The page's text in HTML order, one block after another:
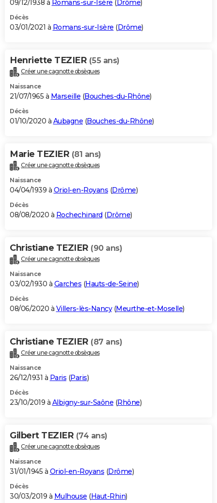
09/12/1938 à Romans-sur-Isère ( Drôme)
Décès
03/01/2021 à Romans-sur-Isère (Drôme)
Henriette TEZIER (55 ans)
Créer une cagnotte obsèques
Naissance
21/07/1965 à Marseille (Bouches-du-Rhône)
Décès
01/10/2020 à Aubagne (Bouches-du-Rhône)
Marie TEZIER (81 ans)
Créer une cagnotte obsèques
Naissance
04/04/1939 à Oriol-en-Royans (Drôme)
Décès
08/08/2020 à Rochechinard (Drôme)
Christiane TEZIER (90 ans)
Créer une cagnotte obsèques
Naissance
03/02/1930 à Garches (Hauts-de-Seine)
Décès
08/06/2020 à Villers-lès-Nancy(Meurthe-et-Moselle)
Christiane TEZIER (87 ans)
Créer une cagnotte obsèques
Naissance
26/12/1931 à Paris (Paris)
Décès
23/10/2019 à Albigny-sur-Saône (Rhône)
Gilbert TEZIER (74 ans)
Créer une cagnotte obsèques
Naissance
31/01/1945 à Oriol-en-Royans (Drôme)
Décès
30/03/2019 à Mulhouse (Haut-Rhin)